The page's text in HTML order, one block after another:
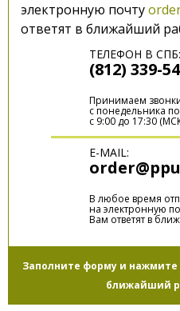
электронную почту
ответят в ближайший
ТЕЛЕФОН В СПБ:
(812) 339-
Принимаем
с понедельника
с 9:00 до 17:30
E-MAIL:
В любое время
на электронную
Вам ответят в
Заполните форму и
ближайший